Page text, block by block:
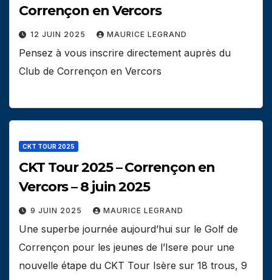
Corrençon en Vercors
12 JUIN 2025 MAURICE LEGRAND
Pensez à vous inscrire directement auprès du
Club de Corrençon en Vercors
CKT TOUR 2025
CKT Tour 2025 – Corrençon en
Vercors – 8 juin 2025
9 JUIN 2025 MAURICE LEGRAND
Une superbe journée aujourd’hui sur le Golf de
Corrençon pour les jeunes de l’Isere pour une
nouvelle étape du CKT Tour Isère sur 18 trous, 9